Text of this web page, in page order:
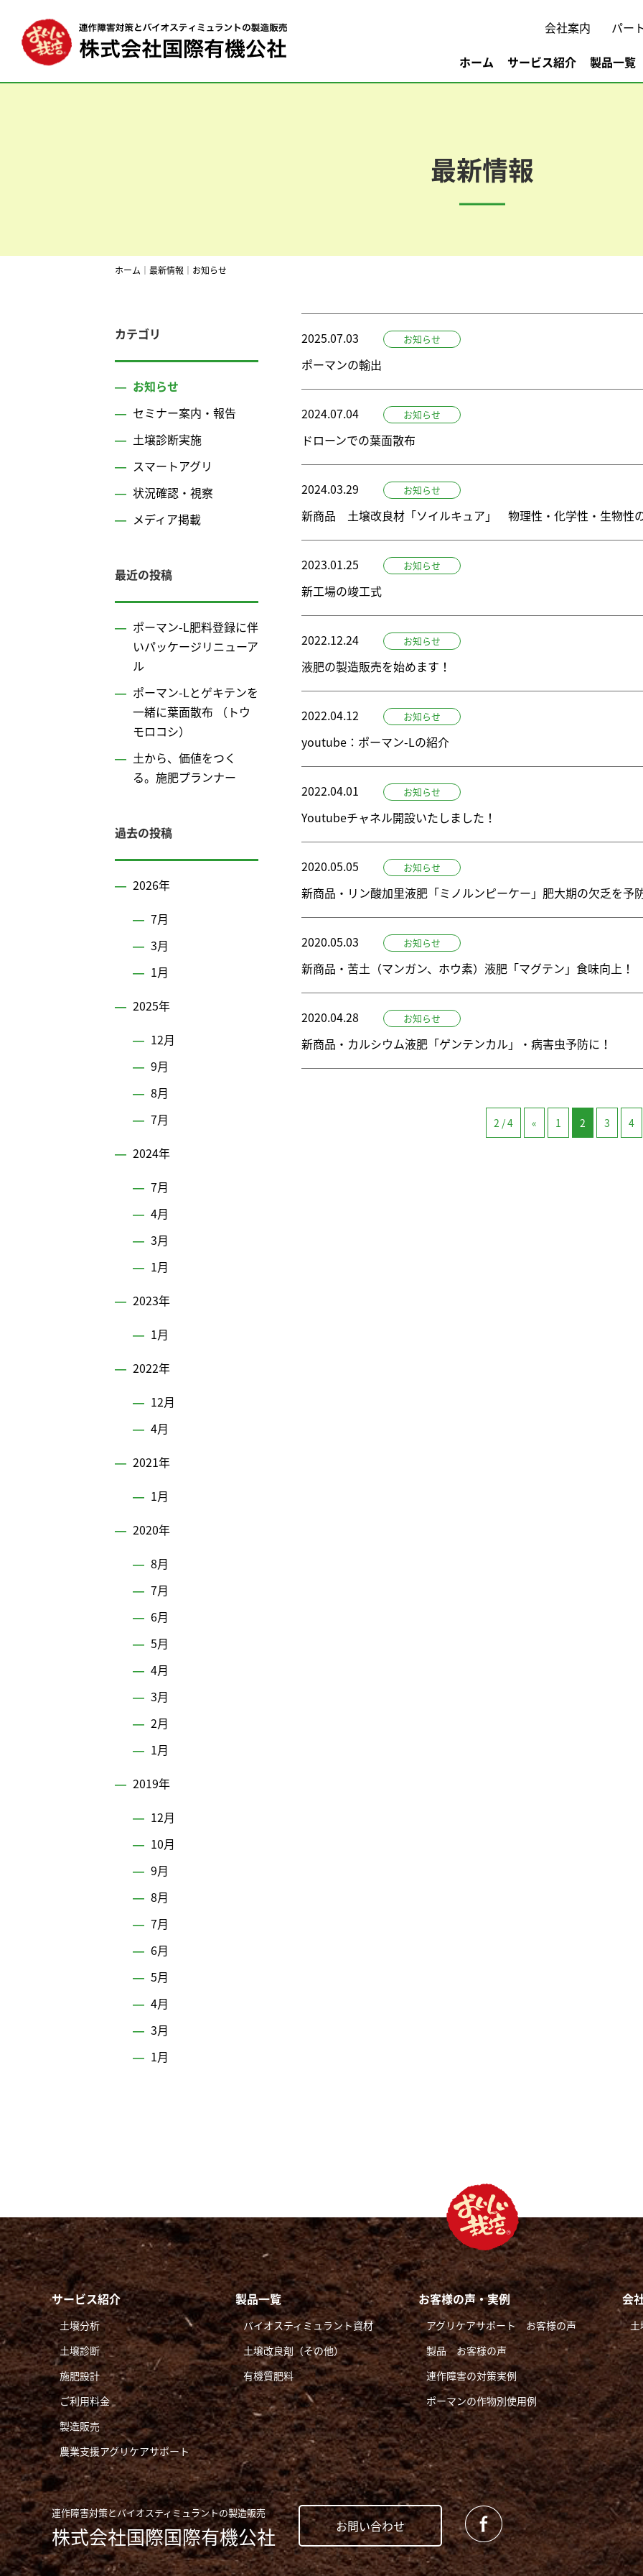
会社案内
パー
ホーム
サービス紹介 製品一覧
最新情報
ホーム ｜ 最新情報 ｜ お知らせ
2025.07.03 お知らせ
ポーマンの輸出
2024.07.04 お知らせ
ドローンでの葉面散布
2024.03.29 お知らせ
新商品 土壌改良材「ソイルキュア」 物理性・化学性・生物性
2023.01.25 お知らせ
新工場の竣工式
2022.12.24 お知らせ
液肥の製造販売を始めます！
2022.04.12 お知らせ
youtube：ポーマン-Lの紹介
2022.04.01 お知らせ
Youtubeチャネル開設いたしました！
2020.05.05 お知らせ
新商品・リン酸加里液肥「ミノルンピーケー」肥大期の欠乏を予
2020.05.03 お知らせ
新商品・苦土（マンガン、ホウ素）液肥「マグテン」食味向上！
2020.04.28 お知らせ
新商品・カルシウム液肥「ゲンテンカル」・病害虫予防に！
2 / 4 « 1 2 3 4
カテゴリ
お知らせ
セミナー案内・報告
土壌診断実施
スマートアグリ
状況確認・視察
メディア掲載
最近の投稿
ポーマン-L肥料登録に伴
いパッケージリニューア
ル
ポーマン-Lとゲキテンを
一緒に葉面散布 （トウ
モロコシ）
土から、価値をつく
る。施肥プランナー
過去の投稿
2026年
7月
3月
1月
2025年
12月
9月
8月
7月
2024年
7月
4月
3月
1月
2023年
1月
2022年
12月
4月
2021年
1月
2020年
8月
7月
6月
5月
4月
3月
2月
1月
2019年
12月
10月
9月
8月
7月
6月
5月
4月
3月
1月
サービス紹介
土壌分析
土壌診断
施肥設計
ご利用料金
製造販売
農業支援アグリケアサポート
製品一覧
バイオスティミュラント資材
土壌改良剤（その他）
有機質肥料
お客様の声・実例
アグリケアサポート お客様の声
製品 お客様の声
連作障害の対策実例
ポーマンの作物別使用例
会
連作障害対策とバイオスティミュラントの製造販売
株式会社国際国際有機公社 お問い合わせ